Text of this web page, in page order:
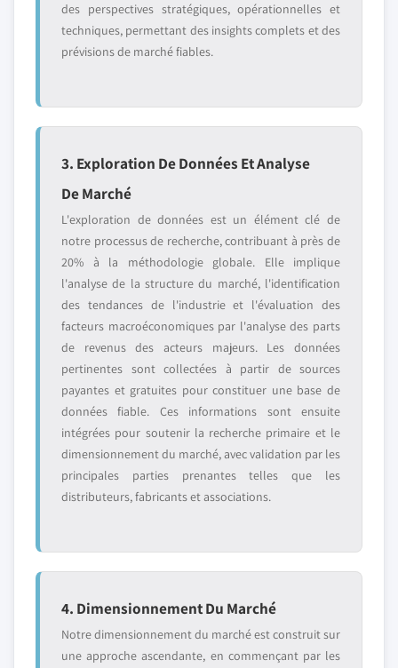
des perspectives stratégiques, opérationnelles et
techniques, permettant des insights complets et des
prévisions de marché fiables.
3. Exploration De Données Et Analyse
De Marché
L'exploration de données est un élément clé de
notre processus de recherche, contribuant à près de
20% à la méthodologie globale. Elle implique
l'analyse de la structure du marché, l'identification
des tendances de l'industrie et l'évaluation des
facteurs macroéconomiques par l'analyse des parts
de revenus des acteurs majeurs. Les données
pertinentes sont collectées à partir de sources
payantes et gratuites pour constituer une base de
données fiable. Ces informations sont ensuite
intégrées pour soutenir la recherche primaire et le
dimensionnement du marché, avec validation par les
principales parties prenantes telles que les
distributeurs, fabricants et associations.
4. Dimensionnement Du Marché
Notre dimensionnement du marché est construit sur
une approche ascendante, en commençant par les